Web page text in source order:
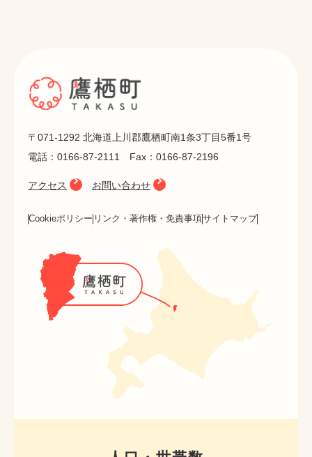
〒071-1292 北海道上川郡鷹栖町南1条3丁目5番1号
電話：0166-87-2111 Fax：0166-87-2196
アクセス お問い合わせ
Cookieポリシー リンク・著作権・免責事項サイトマップ